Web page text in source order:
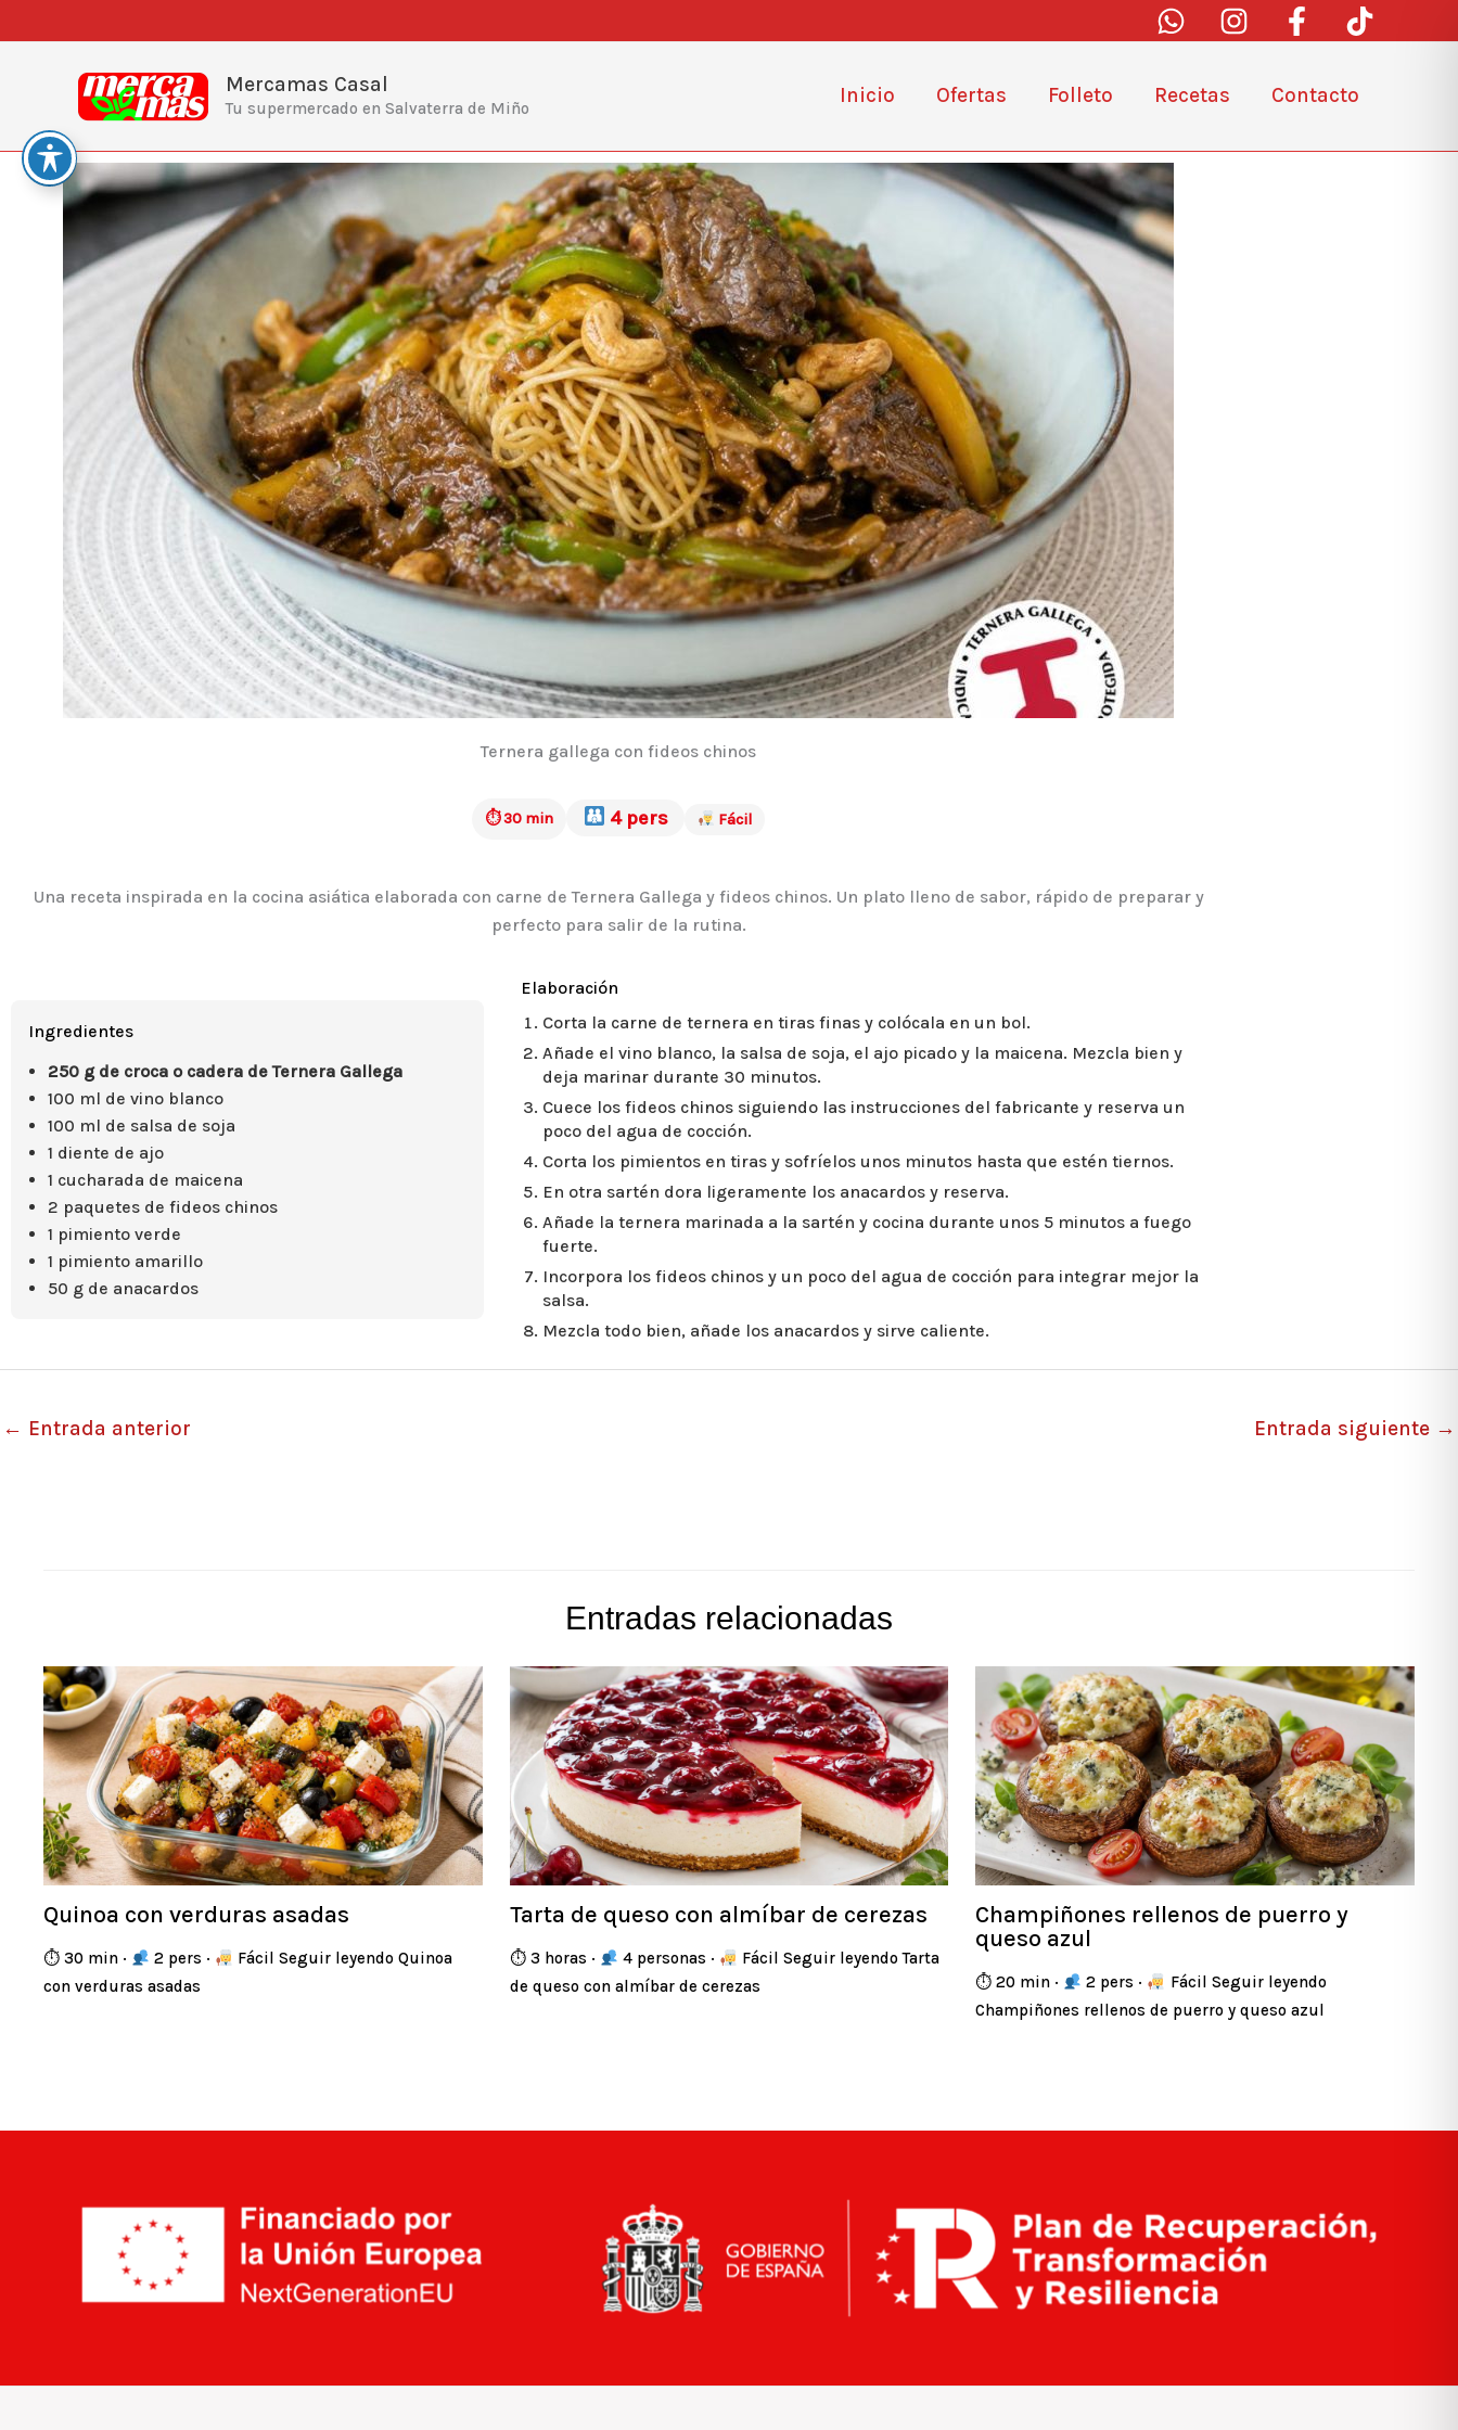
al
contenido
Mercamas Casal
Tu supermercado en Salvaterra de Miño
Inicio Ofertas Folleto Recetas Contacto
Ternera gallega con fideos chinos
⏱ 30 min 4 pers Fácil
Una receta inspirada en la cocina asiática elaborada con carne de Ternera Gallega y fideos chinos. Un plato lleno de sabor, rápido de preparar y
perfecto para salir de la rutina.
Ingredientes
250 g de croca o cadera de Ternera Gallega
100 ml de vino blanco
100 ml de salsa de soja
1 diente de ajo
1 cucharada de maicena
2 paquetes de fideos chinos
1 pimiento verde
1 pimiento amarillo
50 g de anacardos
Elaboración
Corta la carne de ternera en tiras finas y colócala en un bol.
Añade el vino blanco, la salsa de soja, el ajo picado y la maicena. Mezcla bien y
deja marinar durante 30 minutos.
Cuece los fideos chinos siguiendo las instrucciones del fabricante y reserva un
poco del agua de cocción.
Corta los pimientos en tiras y sofríelos unos minutos hasta que estén tiernos.
En otra sartén dora ligeramente los anacardos y reserva.
Añade la ternera marinada a la sartén y cocina durante unos 5 minutos a fuego
fuerte.
Incorpora los fideos chinos y un poco del agua de cocción para integrar mejor la
salsa.
Mezcla todo bien, añade los anacardos y sirve caliente.
← Entrada anterior Entrada siguiente →
Entradas relacionadas
Quinoa con verduras asadas
⏱ 30 min · 2 pers ·
Fácil Seguir leyendo Quinoa
con verduras asadas
Tarta de queso con almíbar de cerezas
⏱ 3 horas · 4 personas ·
Fácil Seguir leyendo Tarta
de queso con almíbar de cerezas
Champiñones rellenos de puerro y
queso azul
⏱ 20 min · 2 pers ·
Fácil Seguir leyendo
Champiñones rellenos de puerro y queso azul